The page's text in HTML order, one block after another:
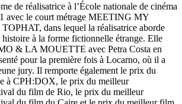
de réalisatrice à l’École nationale de cinéma
avec le court métrage MEETING MY
dans lequel la réalisatrice aborde
histoire à la forme fictionnelle étrange. Elle
& LA MOUETTE avec Petra Costa en
pour la première fois à Locarno, où il a
jury. Il remporte également le prix du
à CPH:DOX, le prix du meilleur
du film de Rio, le prix du meilleur